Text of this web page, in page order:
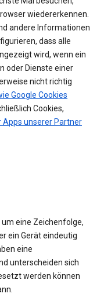
wiedererkennen.
andere Informationen
dass alle
wird, wenn ein
oder Dienste einer
nicht richtig
Google Cookies
Cookies,
Apps unserer Partner
um eine Zeichenfolge,
ein Gerät eindeutig
eine
unterscheiden sich
werden können